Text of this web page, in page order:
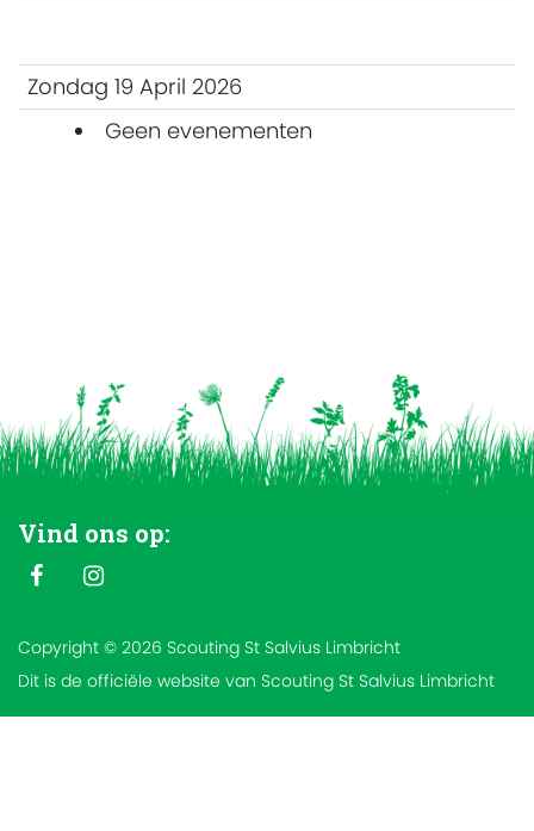
Zondag 19 April 2026
Geen evenementen
Vind ons op:
Copyright © 2026 Scouting St Salvius Limbricht
Dit is de officiële website van Scouting St Salvius Limbricht